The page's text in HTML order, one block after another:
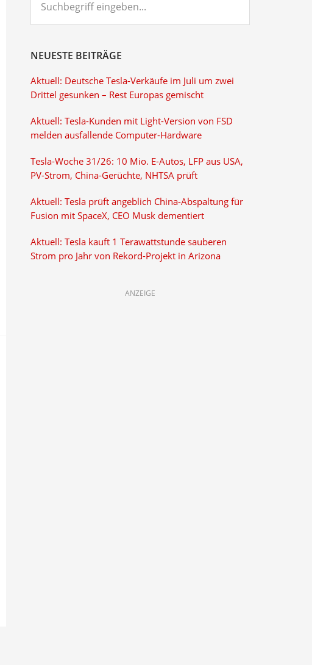
eingeben...
NEUESTE BEITRÄGE
Aktuell: Deutsche Tesla-Verkäufe im Juli um zwei
Drittel gesunken – Rest Europas gemischt
Aktuell: Tesla-Kunden mit Light-Version von FSD
melden ausfallende Computer-Hardware
Tesla-Woche 31/26: 10 Mio. E-Autos, LFP aus USA,
PV-Strom, China-Gerüchte, NHTSA prüft
Aktuell: Tesla prüft angeblich China-Abspaltung für
Fusion mit SpaceX, CEO Musk dementiert
Aktuell: Tesla kauft 1 Terawattstunde sauberen
Strom pro Jahr von Rekord-Projekt in Arizona
ANZEIGE